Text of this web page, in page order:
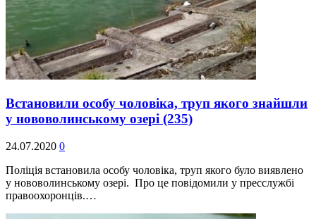
Встановили особу чоловіка, труп якого знайшли
у нововолинському озері (235)
24.07.2020 0
Поліція встановила особу чоловіка, труп якого було виявлено
у нововолинському озері. Про це повідомили у пресслужбі
правоохоронців.…